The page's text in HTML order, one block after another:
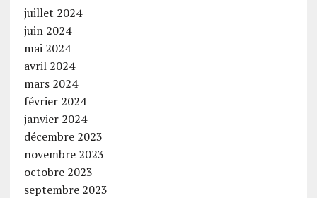
juillet 2024
juin 2024
mai 2024
avril 2024
mars 2024
février 2024
janvier 2024
décembre 2023
novembre 2023
octobre 2023
septembre 2023